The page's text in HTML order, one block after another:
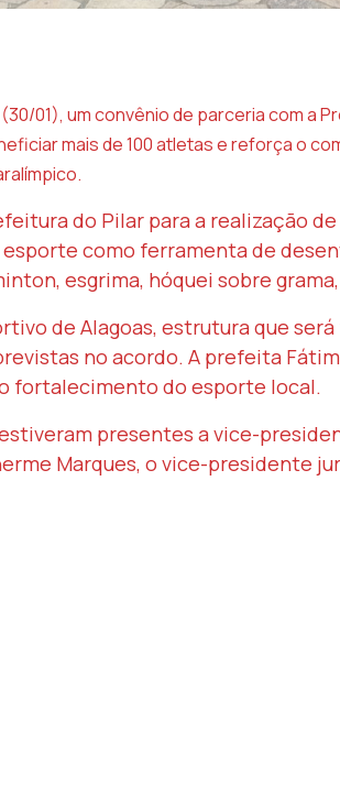
01), um convênio de parceria com a
mais de 100 atletas e reforça o
do Pilar para a realização
como ferramenta de
esgrima, hóquei sobre
de Alagoas, estrutura que
no acordo. A prefeita
fortalecimento do esporte local.
presentes a vice-
Marques, o vice-presidente